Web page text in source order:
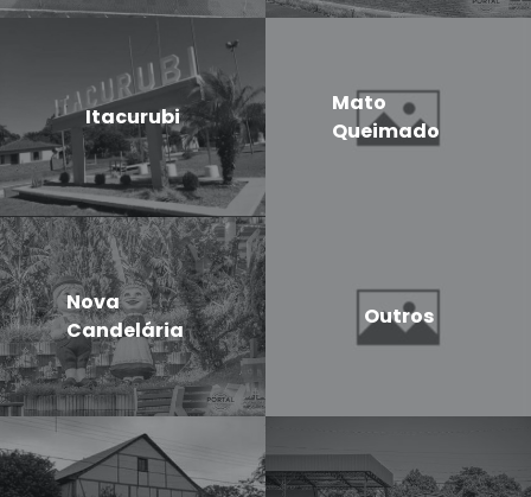
Itacurubi
Mato
Queimado
Nova
Candelária
Outros